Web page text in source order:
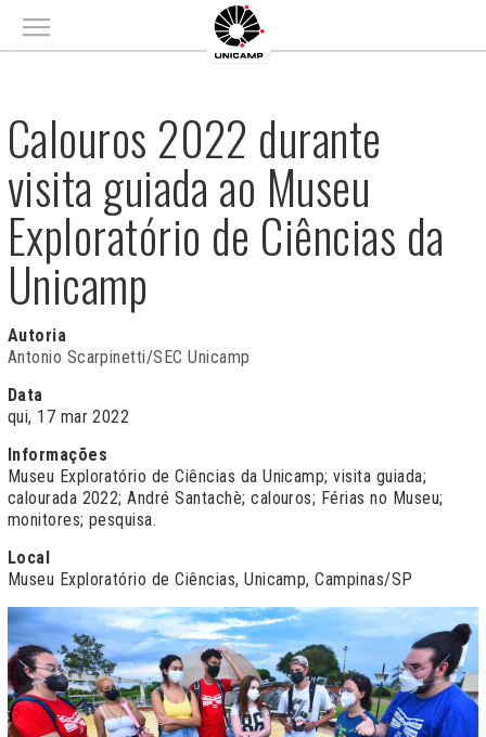
Main menu
Calouros 2022 durante
visita guiada ao Museu
Exploratório de Ciências da
Unicamp
Autoria
Antonio Scarpinetti/SEC Unicamp
Data
qui, 17 mar 2022
Informações
Museu Exploratório de Ciências da Unicamp; visita guiada;
calourada 2022; André Santachè; calouros; Férias no Museu;
monitores; pesquisa.
Local
Museu Exploratório de Ciências, Unicamp, Campinas/SP